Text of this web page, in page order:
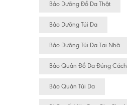
Bảo Dưỡng Đồ Da Thật
Bảo Dưỡng Túi Da
Bảo Dưỡng Túi Da Tại Nhà
Bảo Quản Đồ Da Đúng Cách
Bảo Quản Túi Da